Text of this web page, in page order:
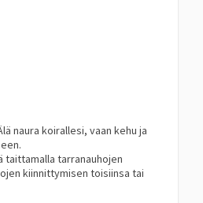
naura koirallesi, vaan kehu ja
taittamalla tarranauhojen
kiinnittymisen toisiinsa tai